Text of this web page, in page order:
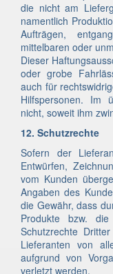
die nicht am
namentlich
Aufträgen,
mittelbaren oder
Dieser
oder grobe
auch für
Hilfspersonen. Im
nicht, soweit ihm
12. Schutzrechte
Sofern der
Entwürfen,
vom Kunden
Angaben des
die Gewähr, dass
Produkte bzw.
Schutzrechte
Lieferanten von
aufgrund von
verletzt werden.